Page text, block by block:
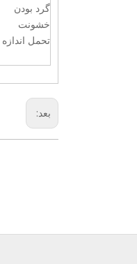
گرد بودن
خشونت
تحمل اندازه
بعد: